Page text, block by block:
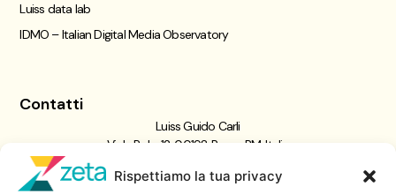
Rispettiamo la tua privacy
Luiss data lab
IDMO – Italian Digital Media Observatory
Contatti
Luiss Guido Carli
Viale Pola, 12, 00198 Roma RM, Italia
06 8522 5358